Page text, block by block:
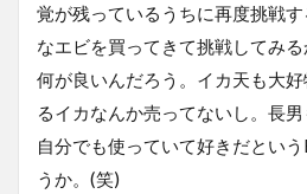
覚が残っているうちに再度挑戦
なエビを買ってきて挑戦してみ
何が良いんだろう。イカ天も大
るイカなんか売ってないし。長
自分でも使っていて好きだとい
うか。(笑)